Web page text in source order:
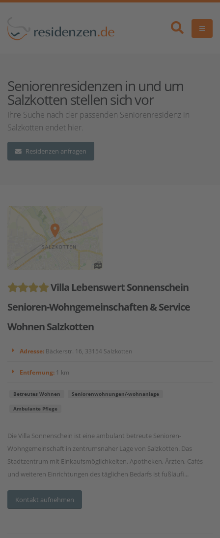
Seniorenresidenzen in und um
Salzkotten stellen sich vor
Ihre Suche nach der passenden Seniorenresidenz in
Salzkotten endet hier.
Residenzen anfragen
Villa Lebenswert Sonnenschein
Senioren-Wohngemeinschaften & Service
Wohnen Salzkotten
Adresse: Bäckerstr. 16, 33154 Salzkotten
Entfernung: 1 km
Betreutes Wohnen Seniorenwohnungen/-wohnanlage
Ambulante Pflege
Die Villa Sonnenschein ist eine ambulant betreute Senioren-
Wohngemeinschaft in zentrumsnaher Lage von Salzkotten. Das
Stadtzentrum mit Einkaufsmöglichkeiten, Apotheken, Ärzten, Cafés
und weiteren Einrichtungen des täglichen Bedarfs ist fußläufi...
Kontakt aufnehmen